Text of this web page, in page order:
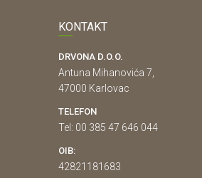
KONTAKT
DRVONA D.O.O.
Antuna Mihanovića 7,
47000 Karlovac
TELEFON
Tel: 00 385 47 646 044
OIB:
42821181683